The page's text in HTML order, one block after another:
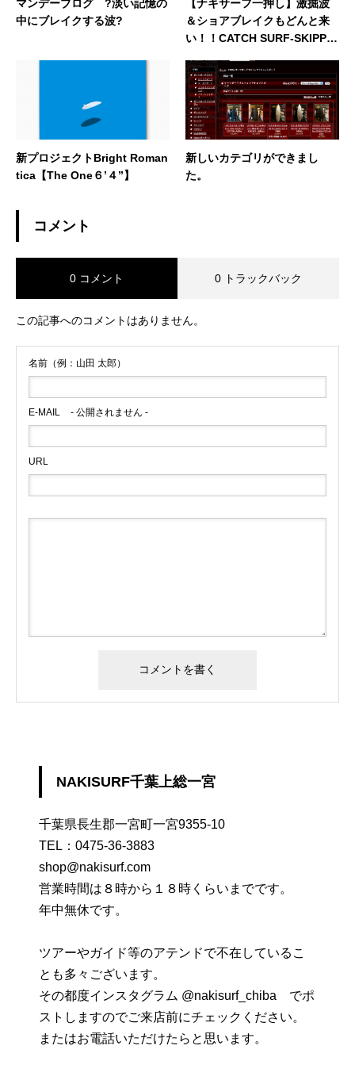
マンデーブログ ?淡い記憶の
中にブレイクする波?
【ナキサーフ一押し】激掘波
＆ショアブレイクもどんと来
い！！CATCH SURF-SKIPPE
新プロジェクトBright Roman
tica【The One６’４”】
新しいカテゴリができまし
た。
コメント
0 コメント 0 トラックバック
この記事へのコメントはありません。
名前（例：山田 太郎）
E-MAIL - 公開されません -
URL
NAKISURF千葉上総一宮
千葉県長生郡一宮町一宮9355-10
TEL： 0475-36-3883
shop@nakisurf.com
営業時間は８時から１８時くらいまでです。
年中無休です。
ツアーやガイド等のアテンドで不在しているこ
とも多々ございます。
その都度インスタグラム @nakisurf_chiba でポ
ストしますのでご来店前にチェックください。
またはお電話いただけたらと思います。